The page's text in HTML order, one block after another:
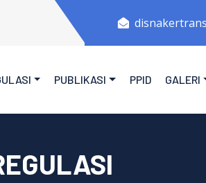
Provinsi Jawa Tengah.
PUBLIKASI PPID GALERI